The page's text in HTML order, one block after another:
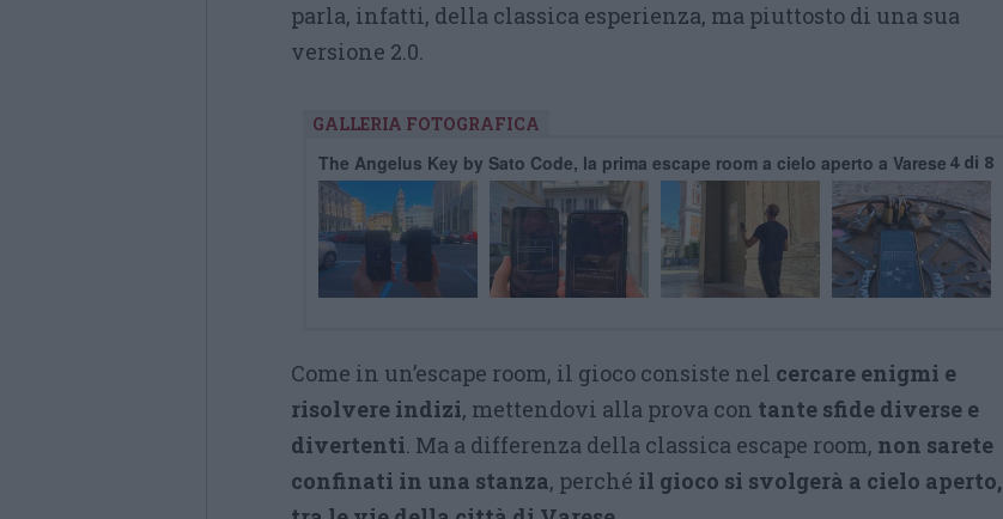
parla, infatti, della classica esperienza, ma piuttosto di una sua
versione 2.0.
GALLERIA FOTOGRAFICA
The Angelus Key by Sato Code, la prima escape room a cielo aperto a Varese 4 di 8
Come in un’escape room, il gioco consiste nel cercare enigmi e
risolvere indizi, mettendovi alla prova con tante sfide diverse e
divertenti. Ma a differenza della classica escape room, non sarete
confinati in una stanza, perché il gioco si svolgerà a cielo aperto,